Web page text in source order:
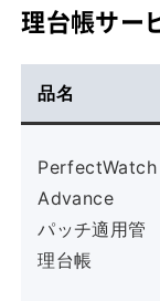
理台帳サー
品名
PerfectWatch
Advance
パッチ適用管
理台帳